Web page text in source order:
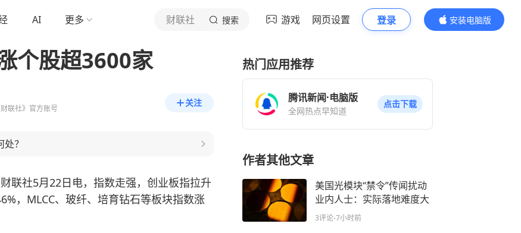
AI 更多 财联社 搜索 游戏 网页设置 登录
安装电脑版
内容更精彩
个股超3600家
联社》官方账号
关注
？
联社5月22日电，指数走强，创业板指拉升
，MLCC、玻纤、培育钻石等板块指数涨
热门应用推荐
腾讯新闻·电脑版
全网热点早知道
点击下载
作者其他文章
美国光模块“禁令”传闻扰动
业内人士：实际落地难度大
3评论-7小时前